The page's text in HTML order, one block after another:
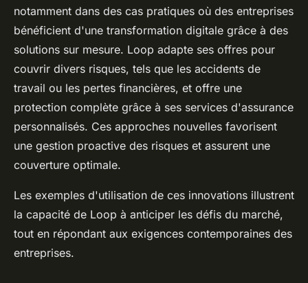
notamment dans des cas pratiques où des entreprises
bénéficient d'une transformation digitale grâce à des
solutions sur mesure. Loop adapte ses offres pour
couvrir divers risques, tels que les accidents de
travail ou les pertes financières, et offre une
protection complète grâce à ses services d'assurance
personnalisés. Ces approches nouvelles favorisent
une gestion proactive des risques et assurent une
couverture optimale.
Les exemples d'utilisation de ces innovations illustrent
la capacité de Loop à anticiper les défis du marché,
tout en répondant aux exigences contemporaines des
entreprises.